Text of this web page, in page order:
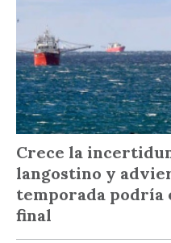
Crece la
langostino y
temporada podría
final